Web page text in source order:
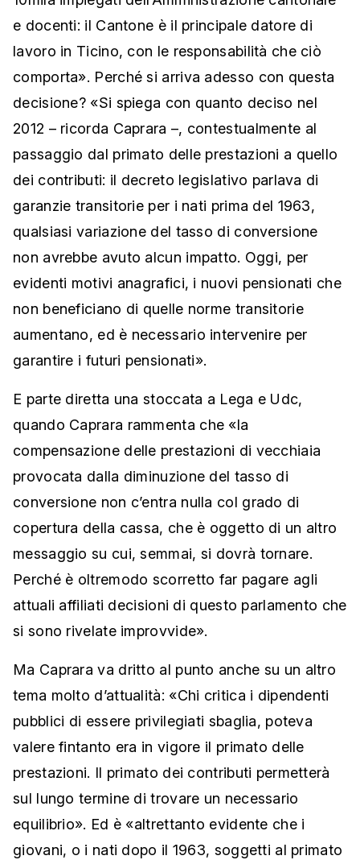
e docenti: il Cantone è il principale datore di
lavoro in Ticino, con le responsabilità che ciò
comporta». Perché si arriva adesso con questa
decisione? «Si spiega con quanto deciso nel
2012 – ricorda Caprara –, contestualmente al
passaggio dal primato delle prestazioni a quello
dei contributi: il decreto legislativo parlava di
garanzie transitorie per i nati prima del 1963,
qualsiasi variazione del tasso di conversione
non avrebbe avuto alcun impatto. Oggi, per
evidenti motivi anagrafici, i nuovi pensionati che
non beneficiano di quelle norme transitorie
aumentano, ed è necessario intervenire per
garantire i futuri pensionati».
E parte diretta una stoccata a Lega e Udc,
quando Caprara rammenta che «la
compensazione delle prestazioni di vecchiaia
provocata dalla diminuzione del tasso di
conversione non c’entra nulla col grado di
copertura della cassa, che è oggetto di un altro
messaggio su cui, semmai, si dovrà tornare.
Perché è oltremodo scorretto far pagare agli
attuali affiliati decisioni di questo parlamento che
si sono rivelate improvvide».
Ma Caprara va dritto al punto anche su un altro
tema molto d’attualità: «Chi critica i dipendenti
pubblici di essere privilegiati sbaglia, poteva
valere fintanto era in vigore il primato delle
prestazioni. Il primato dei contributi permetterà
sul lungo termine di trovare un necessario
equilibrio». Ed è «altrettanto evidente che i
giovani, o i nati dopo il 1963, soggetti al primato